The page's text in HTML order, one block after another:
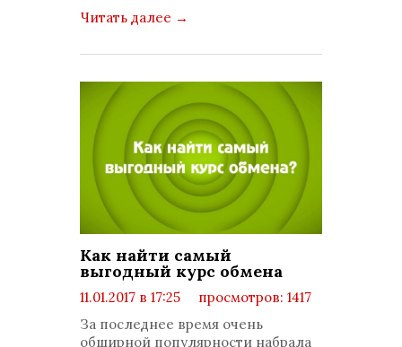
Читать далее →
Как найти самый
выгодный курс обмена
11.01.2017 в 17:25
просмотров: 1417
За последнее время очень
обширной популярности набрала